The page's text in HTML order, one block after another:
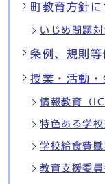
町教育方針に
いじめ問題
条例、規則等
授業・活動
情報教育（
特色ある学
学校給食費賦
教育支援委